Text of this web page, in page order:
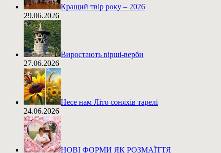
Кращий твір року – 2026
29.06.2026
Виростають вірші-верби
27.06.2026
Несе нам Літо соняхів тарелі
24.06.2026
НОВІ ФОРМИ ЯК РОЗМАЇТТЯ